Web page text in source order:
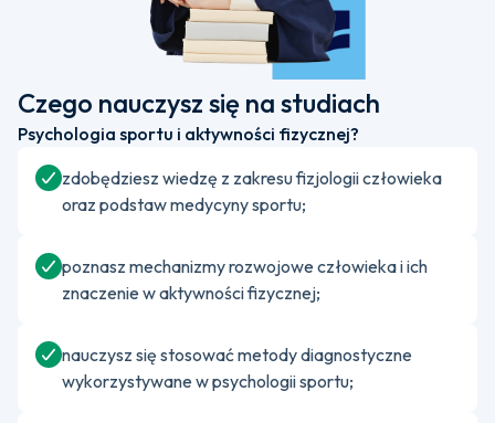
Czego nauczysz się na studiach
Psychologia sportu i aktywności fizycznej?
zdobędziesz wiedzę z zakresu fizjologii człowieka
oraz podstaw medycyny sportu;
poznasz mechanizmy rozwojowe człowieka i ich
znaczenie w aktywności fizycznej;
nauczysz się stosować metody diagnostyczne
wykorzystywane w psychologii sportu;